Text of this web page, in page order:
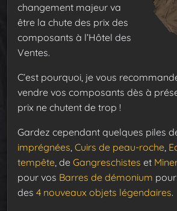
changement majeur va
être la chute des prix des
composants à l’Hôtel des
Ventes.
C’est pourquoi, je vous
vendre vos composants dès à
prix ne chutent de trop !
Gardez cependant quelques piles
imprégnées, Cuirs de peau-roche,
tempête, de Gangreschistes et
pour vos Barres de démonium
des 4 nouveaux objets légendaires.